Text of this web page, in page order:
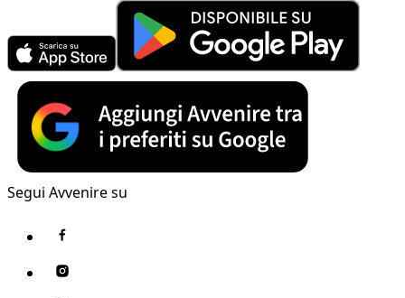
Segui Avvenire su